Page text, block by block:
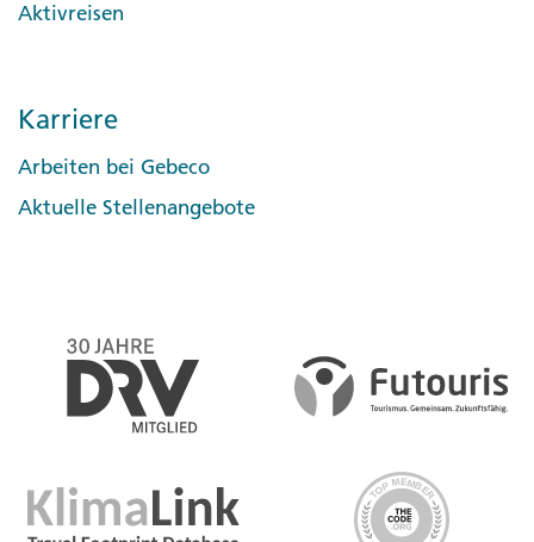
Aktivreisen
Karriere
Arbeiten bei Gebeco
Aktuelle Stellenangebote